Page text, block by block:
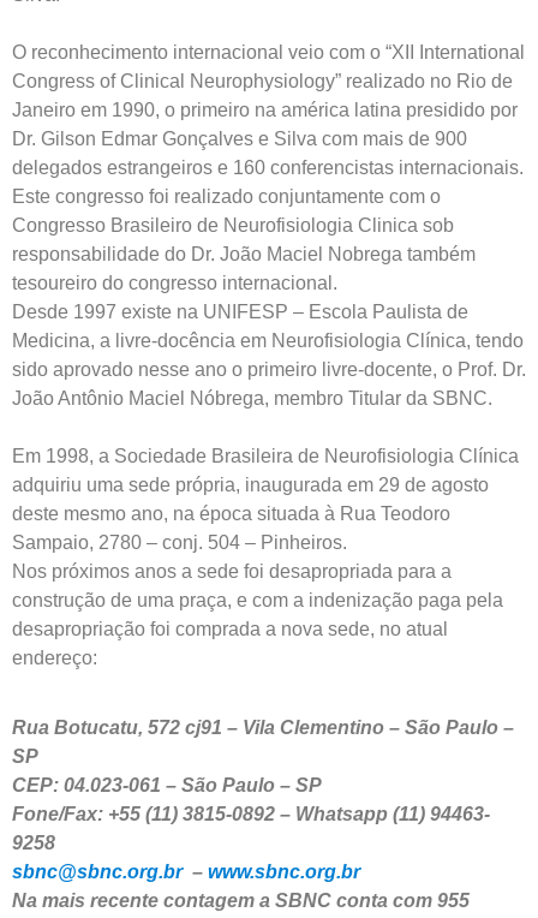
O reconhecimento internacional veio com o “XII International
Congress of Clinical Neurophysiology” realizado no Rio de
Janeiro em 1990, o primeiro na américa latina presidido por
Dr. Gilson Edmar Gonçalves e Silva com mais de 900
delegados estrangeiros e 160 conferencistas internacionais.
Este congresso foi realizado conjuntamente com o
Congresso Brasileiro de Neurofisiologia Clinica sob
responsabilidade do Dr. João Maciel Nobrega também
tesoureiro do congresso internacional.
Desde 1997 existe na UNIFESP – Escola Paulista de
Medicina, a livre-docência em Neurofisiologia Clínica, tendo
sido aprovado nesse ano o primeiro livre-docente, o Prof. Dr.
João Antônio Maciel Nóbrega, membro Titular da SBNC.
Em 1998, a Sociedade Brasileira de Neurofisiologia Clínica
adquiriu uma sede própria, inaugurada em 29 de agosto
deste mesmo ano, na época situada à Rua Teodoro
Sampaio, 2780 – conj. 504 – Pinheiros.
Nos próximos anos a sede foi desapropriada para a
construção de uma praça, e com a indenização paga pela
desapropriação foi comprada a nova sede, no atual
endereço:
Rua Botucatu, 572 cj91 – Vila Clementino – São Paulo –
SP
CEP: 04.023-061 – São Paulo – SP
Fone/Fax: +55 (11) 3815-0892 – Whatsapp (11) 94463-
9258
sbnc@sbnc.org.br– www.sbnc.org.br
Na mais recente contagem a SBNC conta com 955